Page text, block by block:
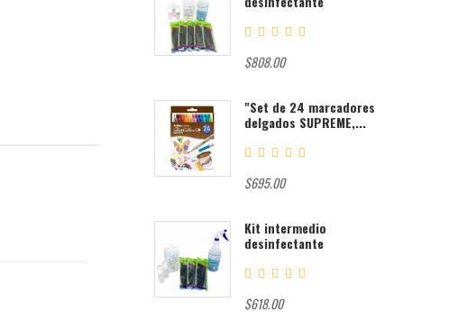
$808.00
"Set de 24 marcadores
delgados SUPREME,...
$695.00
Kit intermedio
desinfectante
$618.00